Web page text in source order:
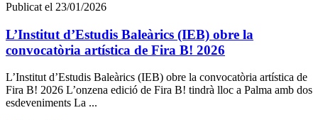
Publicat el 23/01/2026
L’Institut d’Estudis Baleàrics (IEB) obre la
convocatòria artística de Fira B! 2026
L’Institut d’Estudis Baleàrics (IEB) obre la convocatòria artística de
Fira B! 2026 L’onzena edició de Fira B! tindrà lloc a Palma amb dos
esdeveniments La ...